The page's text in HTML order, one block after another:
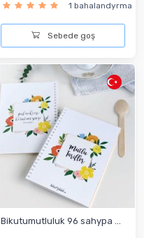
1 bahalandyrma
Sebede goş
Bikutumutluluk 96 sahypa ...